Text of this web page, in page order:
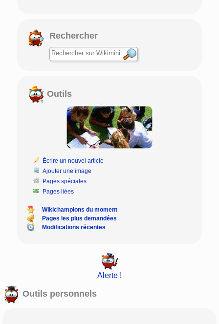
Rechercher
Outils
Écrire un nouvel article
Ajouter une image
Pages spéciales
Pages liées
Wikichampions du moment
Pages les plus demandées
Modifications récentes
Alerte !
Outils personnels